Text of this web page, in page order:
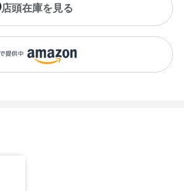
店頭在庫を見る